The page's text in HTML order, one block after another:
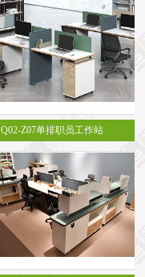
Q02-Z07单排职员工作站